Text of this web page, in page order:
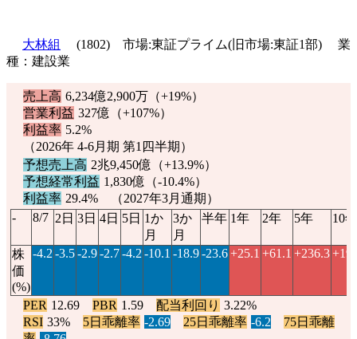
大林組
(1802) 市場:東証プライム(旧市場:東証1部) 業
種：建設業
売上高 6,234億2,900万（+19%）
営業利益 327億（+107%）
利益率 5.2%
（2026年 4-6月期 第1四半期）
予想売上高 2兆9,450億（+13.9%）
予想経常利益 1,830億（-10.4%）
利益率 29.4% （2027年3月通期）
-
8/7 2日 3日 4日 5日 1か
月
3か
月
半年 1年 2年 5年 10年
株
価
(%)
-4.2 -3.5-2.9-2.7-4.2 -10.1 -18.9-23.6+25.1 +61.1 +236.3
PER 12.69 PBR 1.59 配当利回り 3.22%
RSI 33% 5日乖離率 -2.69 25日乖離率 -6.2
75日乖離